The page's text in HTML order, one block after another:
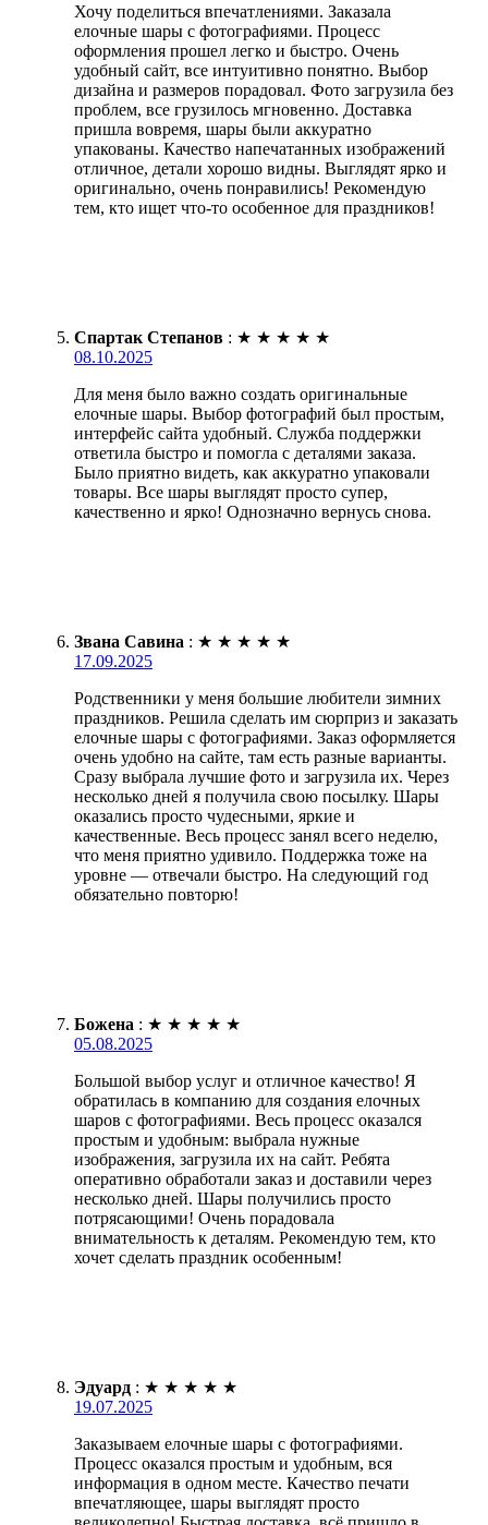
Хочу поделиться впечатлениями. Заказала
елочные шары с фотографиями. Процесс
оформления прошел легко и быстро. Очень
удобный сайт, все интуитивно понятно. Выбор
дизайна и размеров порадовал. Фото загрузила без
проблем, все грузилось мгновенно. Доставка
пришла вовремя, шары были аккуратно
упакованы. Качество напечатанных изображений
отличное, детали хорошо видны. Выглядят ярко и
оригинально, очень понравились! Рекомендую
тем, кто ищет что-то особенное для праздников!
Спартак Степанов : ★ ★ ★ ★ ★
08.10.2025
Для меня было важно создать оригинальные
елочные шары. Выбор фотографий был простым,
интерфейс сайта удобный. Служба поддержки
ответила быстро и помогла с деталями заказа.
Было приятно видеть, как аккуратно упаковали
товары. Все шары выглядят просто супер,
качественно и ярко! Однозначно вернусь снова.
Звана Савина : ★ ★ ★ ★ ★
17.09.2025
Родственники у меня большие любители зимних
праздников. Решила сделать им сюрприз и заказать
елочные шары с фотографиями. Заказ оформляется
очень удобно на сайте, там есть разные варианты.
Сразу выбрала лучшие фото и загрузила их. Через
несколько дней я получила свою посылку. Шары
оказались просто чудесными, яркие и
качественные. Весь процесс занял всего неделю,
что меня приятно удивило. Поддержка тоже на
уровне — отвечали быстро. На следующий год
обязательно повторю!
Божена : ★ ★ ★ ★ ★
05.08.2025
Большой выбор услуг и отличное качество! Я
обратилась в компанию для создания елочных
шаров с фотографиями. Весь процесс оказался
простым и удобным: выбрала нужные
изображения, загрузила их на сайт. Ребята
оперативно обработали заказ и доставили через
несколько дней. Шары получились просто
потрясающими! Очень порадовала
внимательность к деталям. Рекомендую тем, кто
хочет сделать праздник особенным!
Эдуард : ★ ★ ★ ★ ★
19.07.2025
Заказываем елочные шары с фотографиями.
Процесс оказался простым и удобным, вся
информация в одном месте. Качество печати
впечатляющее, шары выглядят просто